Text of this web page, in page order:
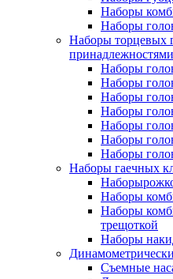
Наборы
Наборы
Наборы торцевых
принадлежностями
Наборы
Наборы
Наборы
Наборы
Наборы
Наборы
Наборы
Наборы гаечных
Наборы
Наборы
трещоткой
Наборы
Съемные